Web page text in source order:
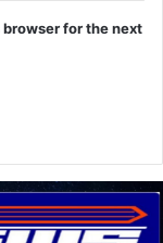
for the next